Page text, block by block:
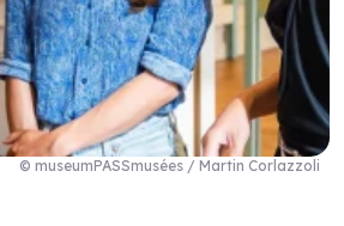
© museumPASSmusées / Martin Corlazzoli